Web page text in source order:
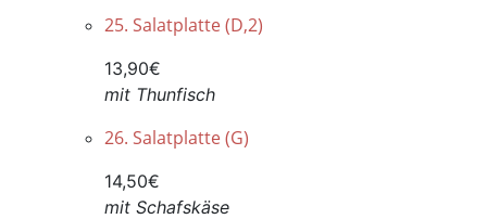
25. Salatplatte (D,2)
13,90€
mit Thunfisch
26. Salatplatte (G)
14,50€
mit Schafskäse